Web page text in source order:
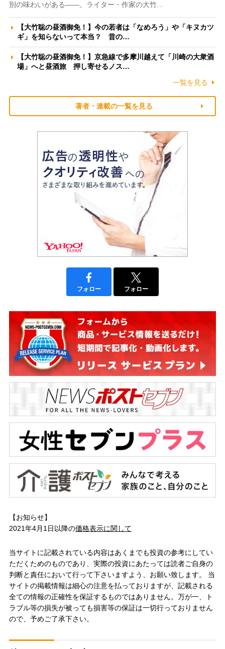
別の味わいがある――。ライター・作家の大竹…
【大竹聡の昼酒御免！】今の若者は「なめろう」や「キヌカツ
ギ」を知らないって本当？ 昔の…
【大竹聡の昼酒御免！】京急線で多摩川越えて「川崎の大衆酒
場」へと昼酒旅 押し寄せるノス…
一覧を見る
著者・連載の一覧を見る
フォロー フォロー
【お知らせ】
2021年4月1日以降の価格表示に関して
当サイトに記載されている内容はあくまでも投資の参考にしてい
ただくためのものであり、実際の投資にあたっては読者ご自身の
判断と責任において行って下さいますよう、お願い致します。 当
サイトの掲載情報は細心の注意を払っておりますが、記載される
全ての情報の正確性を保証するものではありません。万が一、ト
ラブル等の損失が被っても損害等の保証は一切行っておりません
ので、予めご了承下さい。